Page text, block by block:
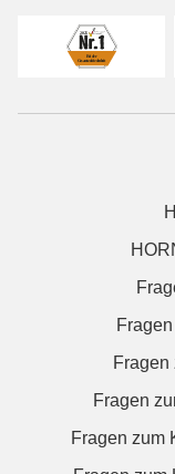
Fragen
Fragen
Fragen zum